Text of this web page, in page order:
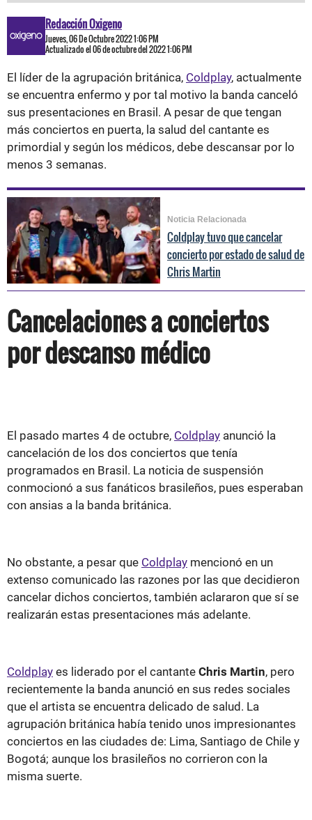
Redacción Oxigeno
Jueves, 06 De Octubre 2022 1:06 PM
Actualizado el 06 de octubre del 2022 1:06 PM
El líder de la agrupación británica, Coldplay, actualmente
se encuentra enfermo y por tal motivo la banda canceló
sus presentaciones en Brasil. A pesar de que tengan
más conciertos en puerta, la salud del cantante es
primordial y según los médicos, debe descansar por lo
menos 3 semanas.
Noticia Relacionada
Coldplay tuvo que cancelar
concierto por estado de salud de
Chris Martin
Cancelaciones a conciertos
por descanso médico
El pasado martes 4 de octubre, Coldplay anunció la
cancelación de los dos conciertos que tenía
programados en Brasil. La noticia de suspensión
conmocionó a sus fanáticos brasileños, pues esperaban
con ansias a la banda británica.
No obstante, a pesar que Coldplay mencionó en un
extenso comunicado las razones por las que decidieron
cancelar dichos conciertos, también aclararon que sí se
realizarán estas presentaciones más adelante.
Coldplay es liderado por el cantante Chris Martin, pero
recientemente la banda anunció en sus redes sociales
que el artista se encuentra delicado de salud. La
agrupación británica había tenido unos impresionantes
conciertos en las ciudades de: Lima, Santiago de Chile y
Bogotá; aunque los brasileños no corrieron con la
misma suerte.